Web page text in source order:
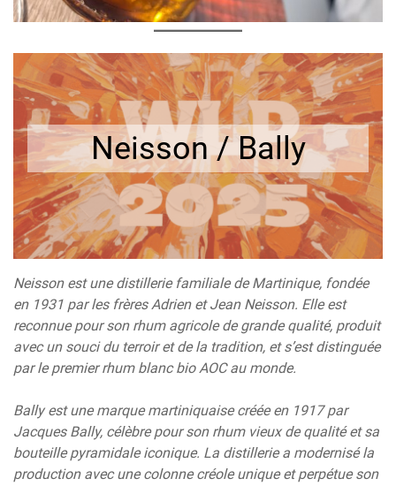
Neisson / Bally
Neisson est une distillerie familiale de Martinique, fondée
en 1931 par les frères Adrien et Jean Neisson. Elle est
reconnue pour son rhum agricole de grande qualité, produit
avec un souci du terroir et de la tradition, et s’est distinguée
par le premier rhum blanc bio AOC au monde.
Bally est une marque martiniquaise créée en 1917 par
Jacques Bally, célèbre pour son rhum vieux de qualité et sa
bouteille pyramidale iconique. La distillerie a modernisé la
production avec une colonne créole unique et perpétue son